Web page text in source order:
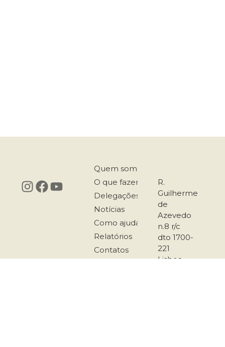
Quem somos
O que fazemos
Delegações
Notícias
Como ajudar
Relatórios
Contatos
R.
Guilherme
de
Azevedo
n.8 r/c
dto 1700-
221
Lisboa